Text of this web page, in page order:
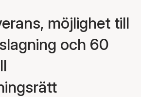
möjlighet till
och 60